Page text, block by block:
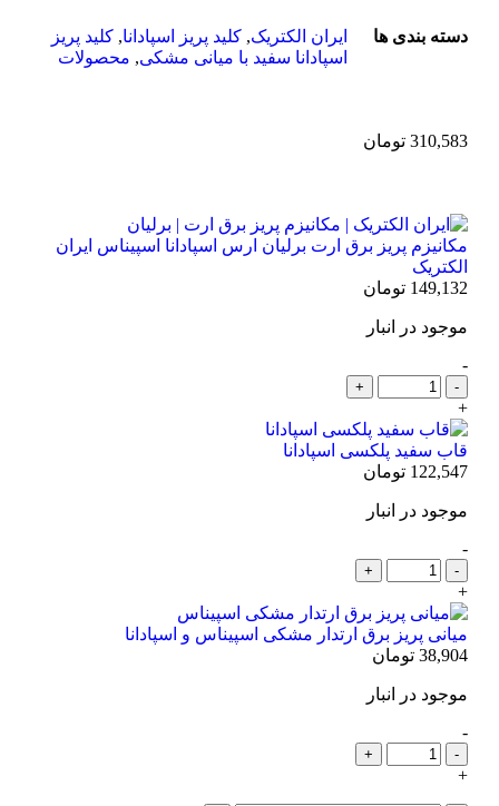
دسته بندی ها ایران الکتریک, کلید پریز اسپادانا, کلید پریز
اسپادانا سفید با میانی مشکی, محصولات
310,583 تومان
مکانیزم پریز برق ارت برلیان ارس اسپادانا اسپیناس ایران
الکتریک
149,132 تومان
موجود در انبار
-
+
قاب سفید پلکسی اسپادانا
122,547 تومان
موجود در انبار
-
+
میانی پریز برق ارتدار مشکی اسپیناس و اسپادانا
38,904 تومان
موجود در انبار
-
+